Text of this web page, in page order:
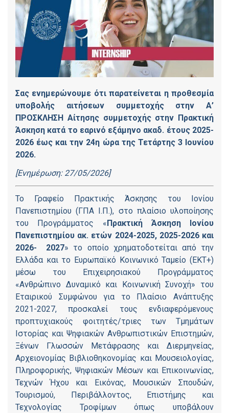
Σας ενημερώνουμε ότι παρατείνεται η προθεσμία
υποβολής αιτήσεων συμμετοχής στην Α’
ΠΡΟΣΚΛΗΣΗ Αίτησης συμμετοχής στην Πρακτική
Άσκηση κατά το εαρινό εξάμηνο ακαδ. έτους 2025-
2026 έως και την 24η ώρα της Τετάρτης 3 Ιουνίου
2026.
[Ενημέρωση: 27/05/2026]
Το Γραφείο Πρακτικής Άσκησης του Ιονίου
Πανεπιστημίου (ΓΠΑ Ι.Π.), στο πλαίσιο υλοποίησης
του Προγράμματος « Πρακτική Άσκηση Ιονίου
Πανεπιστημίου ακ. ετών 2024-2025, 2025-2026 και
2026- 2027» το οποίο χρηματοδοτείται από την
Ελλάδα και το Ευρωπαϊκό Κοινωνικό Ταμείο (ΕΚΤ+)
μέσω του Επιχειρησιακού Προγράμματος
«Ανθρώπινο Δυναμικό και Κοινωνική Συνοχή» του
Εταιρικού Συμφώνου για το Πλαίσιο Ανάπτυξης
2021-2027, προσκαλεί τους ενδιαφερόμενους
προπτυχιακούς φοιτητές/τριες των Τμημάτων
Ιστορίας και Ψηφιακών Ανθρωπιστικών Επιστημών,
Ξένων Γλωσσών Μετάφρασης και Διερμηνείας,
Αρχειονομίας Βιβλιοθηκονομίας και Μουσειολογίας,
Πληροφορικής, Ψηφιακών Μέσων και Επικοινωνίας,
Τεχνών Ήχου και Εικόνας, Μουσικών Σπουδών,
Τουρισμού, Περιβάλλοντος, Επιστήμης και
Τεχνολογίας Τροφίμων όπως υποβάλουν